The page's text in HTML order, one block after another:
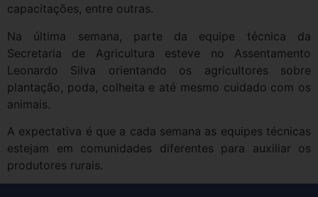
capacitações, entre outras.
Na última semana, parte da equipe técnica da
Secretaria de Agricultura esteve no Assentamento
Leonardo Silva orientando os agricultores sobre
plantação, poda, colheita e até mesmo cuidado com os
animais.
A expectativa é que a cada semana as equipes técnicas
estejam em comunidades diferentes para auxiliar os
produtores rurais.